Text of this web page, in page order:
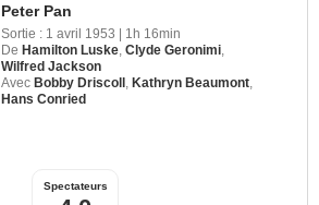
Peter Pan
Sortie : 1 avril 1953 | 1h 16min
De Hamilton Luske Clyde Geronimi
Wilfred Jackson
Avec Bobby Driscoll Kathryn Beaumont
Hans Conried
Spectateurs